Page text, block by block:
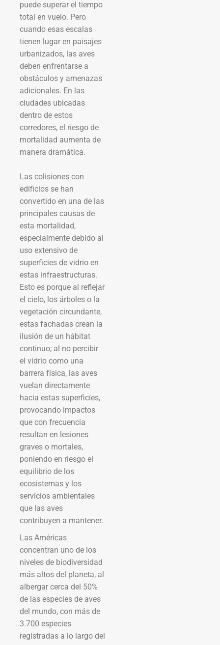
puede superar el tiempo
total en vuelo. Pero
cuando esas escalas
tienen lugar en paisajes
urbanizados, las aves
deben enfrentarse a
obstáculos y amenazas
adicionales. En las
ciudades ubicadas
dentro de estos
corredores, el riesgo de
mortalidad aumenta de
manera dramática.
Las colisiones con
edificios se han
convertido en una de las
principales causas de
esta mortalidad,
especialmente debido al
uso extensivo de
superficies de vidrio en
estas infraestructuras.
Esto es porque al reflejar
el cielo, los árboles o la
vegetación circundante,
estas fachadas crean la
ilusión de un hábitat
continuo; al no percibir
el vidrio como una
barrera física, las aves
vuelan directamente
hacia estas superficies,
provocando impactos
que con frecuencia
resultan en lesiones
graves o mortales,
poniendo en riesgo el
equilibrio de los
ecosistemas y los
servicios ambientales
que las aves
contribuyen a mantener.
Las Américas
concentran uno de los
niveles de biodiversidad
más altos del planeta, al
albergar cerca del 50%
de las especies de aves
del mundo, con más de
3.700 especies
registradas a lo largo del